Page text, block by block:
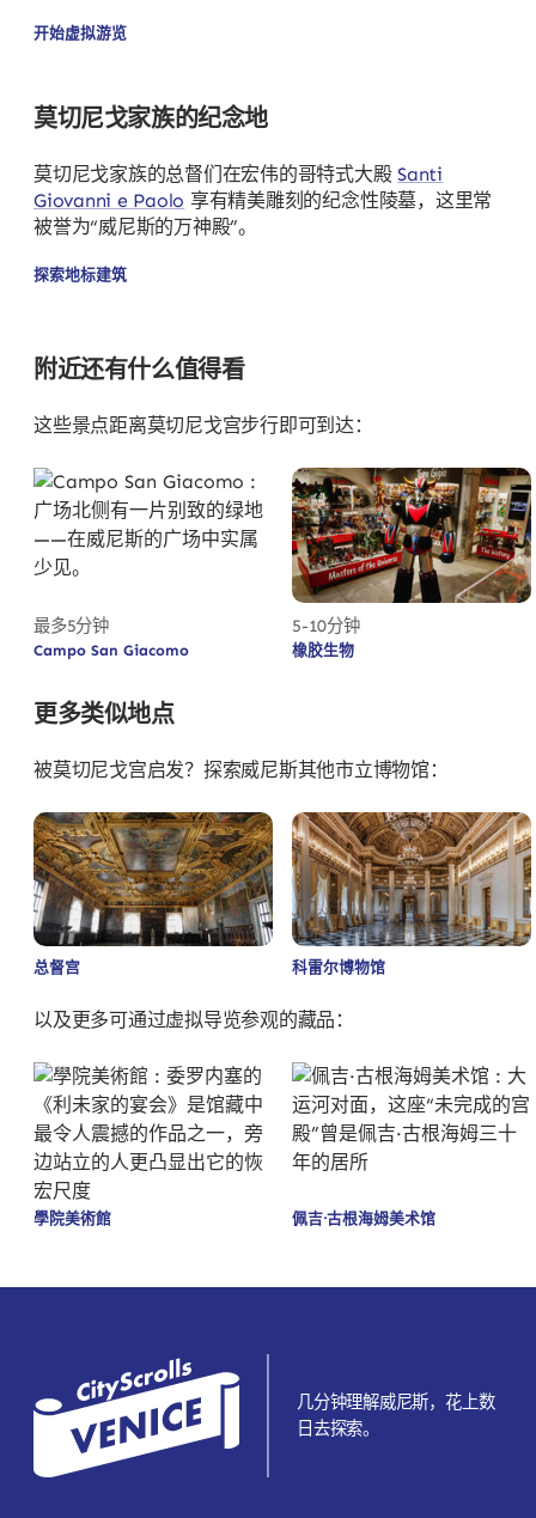
开始虚拟游览
莫切尼戈家族的纪念地
莫切尼戈家族的总督们在宏伟的哥特式大殿Santi
Giovanni e Paolo 享有精美雕刻的纪念性陵墓，这里常
被誉为“威尼斯的万神殿”。
探索地标建筑
附近还有什么值得看
这些景点距离莫切尼戈宫步行即可到达：
最多5分钟
Campo San Giacomo
5-10分钟
橡胶生物
更多类似地点
被莫切尼戈宫启发？探索威尼斯其他市立博物馆：
总督宫 科雷尔博物馆
以及更多可通过虚拟导览参观的藏品：
學院美術館 佩吉·古根海姆美术馆
几分钟理解威尼斯，花上数
日去探索。